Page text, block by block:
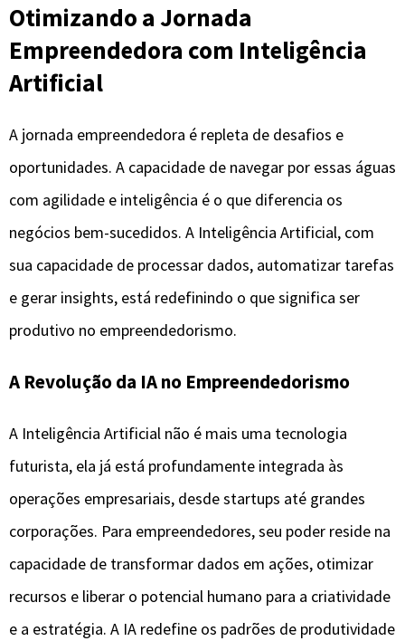
Otimizando a Jornada
Empreendedora com Inteligência
Artificial
A jornada empreendedora é repleta de desafios e
oportunidades. A capacidade de navegar por essas águas
com agilidade e inteligência é o que diferencia os
negócios bem-sucedidos. A Inteligência Artificial, com
sua capacidade de processar dados, automatizar tarefas
e gerar insights, está redefinindo o que significa ser
produtivo no empreendedorismo.
A Revolução da IA no Empreendedorismo
A Inteligência Artificial não é mais uma tecnologia
futurista, ela já está profundamente integrada às
operações empresariais, desde startups até grandes
corporações. Para empreendedores, seu poder reside na
capacidade de transformar dados em ações, otimizar
recursos e liberar o potencial humano para a criatividade
e a estratégia. A IA redefine os padrões de produtividade